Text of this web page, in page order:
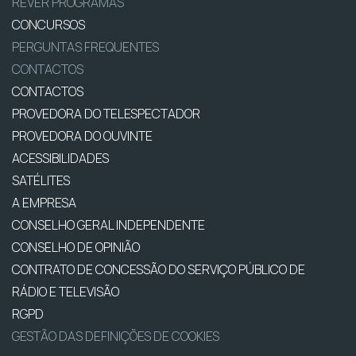
CONCURSOS
PERGUNTAS FREQUENTES
CONTACTOS
CONTACTOS
PROVEDORA DO TELESPECTADOR
PROVEDORA DO OUVINTE
ACESSIBILIDADES
SATÉLITES
A EMPRESA
CONSELHO GERAL INDEPENDENTE
CONSELHO DE OPINIÃO
CONTRATO DE CONCESSÃO DO SERVIÇO PÚBLICO DE
RÁDIO E TELEVISÃO
RGPD
GESTÃO DAS DEFINIÇÕES DE COOKIES